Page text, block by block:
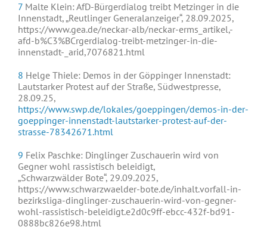
7Malte Klein: AfD-Bürgerdialog treibt Metzinger in die
Innenstadt, „Reutlinger Generalanzeiger“, 28.09.2025,
https://www.gea.de/neckar-alb/neckar-erms_artikel,-
afd-b%C3%BCrgerdialog-treibt-metzinger-in-die-
innenstadt-_arid,7076821.html
8 Helge Thiele: Demos in der Göppinger Innenstadt:
Lautstarker Protest auf der Straße, Südwestpresse,
28.09.25,
https://www.swp.de/lokales/goeppingen/demos-in-der-
goeppinger-innenstadt-lautstarker-protest-auf-der-
strasse-78342671.html
9 Felix Paschke: Dinglinger Zuschauerin wird von
Gegner wohl rassistisch beleidigt,
„Schwarzwälder Bote“, 29.09.2025,
https://www.schwarzwaelder-bote.de/inhalt.vorfall-in-
bezirksliga-dinglinger-zuschauerin-wird-von-gegner-
wohl-rassistisch-beleidigt.e2d0c9ff-ebcc-432f-bd91-
0888bc826e98.html